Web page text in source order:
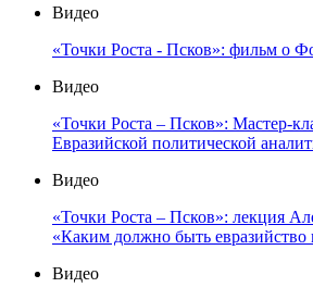
Видео
«Точки Роста - Псков»: фильм о
Видео
«Точки Роста – Псков»: Мастер-
Евразийской политической
Видео
«Точки Роста – Псков»: лекция
«Каким должно быть
Видео